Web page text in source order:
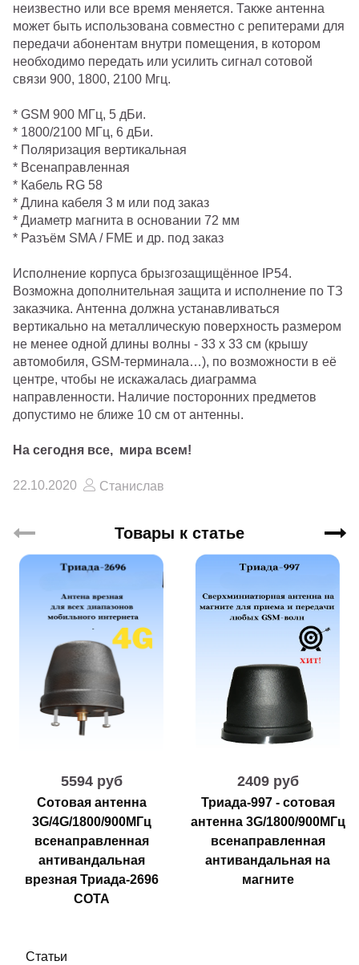
неизвестно или все время меняется. Также антенна
может быть использована совместно с репитерами для
передачи абонентам внутри помещения, в котором
необходимо передать или усилить сигнал сотовой
связи 900, 1800, 2100 Мгц.
* GSM 900 МГц, 5 дБи.
* 1800/2100 МГц, 6 дБи.
* Поляризация вертикальная
* Всенаправленная
* Кабель RG 58
* Длина кабеля 3 м или под заказ
* Диаметр магнита в основании 72 мм
* Разъём SMA / FME и др. под заказ
Исполнение корпуса брызгозащищённое IP54.
Возможна дополнительная защита и исполнение по ТЗ
заказчика. Антенна должна устанавливаться
вертикально на металлическую поверхность размером
не менее одной длины волны - 33 х 33 см (крышу
автомобиля, GSM-терминала…), по возможности в её
центре, чтобы не искажалась диаграмма
направленности. Наличие посторонних предметов
допустимо не ближе 10 см от антенны.
На сегодня все, мира всем!
22.10.2020 Станислав
Товары к статье
5594 руб
Сотовая антенна
3G/4G/1800/900МГц
всенаправленная
антивандальная
врезная Триада-2696
СОТА
2409 руб
Триада-997 - сотовая
антенна 3G/1800/900МГц
всенаправленная
антивандальная на
магните
Статьи